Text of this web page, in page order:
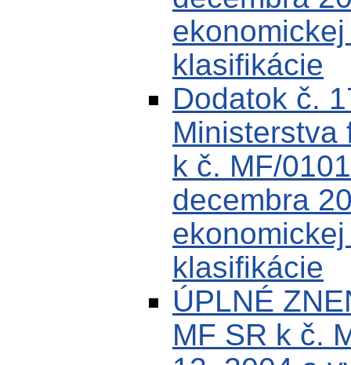
klasifikácie
Dodatok č.
Ministerstva
k č. MF/
decembra
klasifikácie
ÚPLNÉ
MF SR k č.